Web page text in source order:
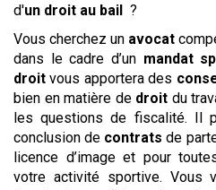
d'un droit au bail ?
Vous cherchez un avocat
dans le cadre d’un mandat
droit vous apportera des
bien en matière de droit du
les questions de fiscalité. Il
conclusion de contrats de
licence d’image et pour
votre activité sportive. Vous